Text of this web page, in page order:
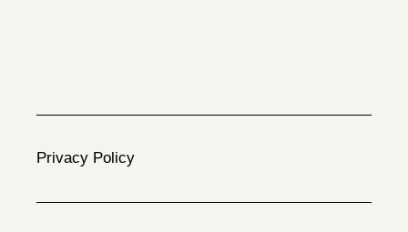
Privacy Policy